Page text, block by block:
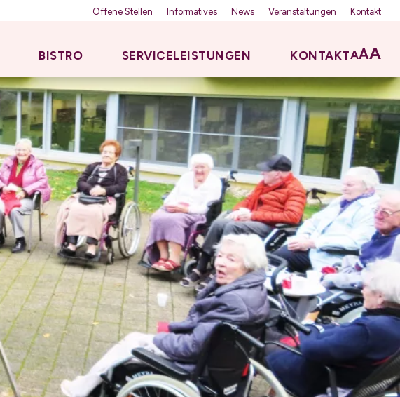
Offene Stellen Informatives News Veranstaltungen Kontakt
BISTRO SERVICELEISTUNGEN KONTAKTAAA